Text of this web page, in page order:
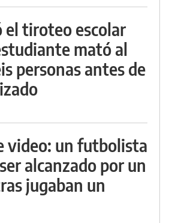
el tiroteo escolar
mató al
personas antes de
video: un futbolista
alcanzado por un
jugaban un